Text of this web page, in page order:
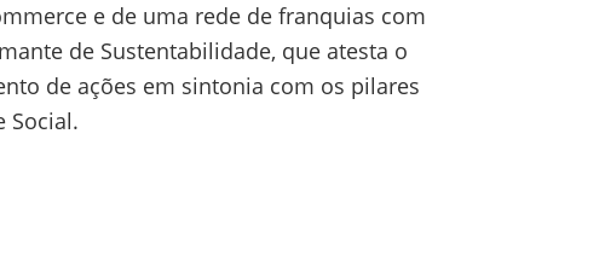
e de uma rede de franquias com
de Sustentabilidade, que atesta o
de ações em sintonia com os pilares
Social.